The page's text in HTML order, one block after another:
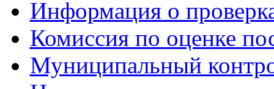
Информация о
Комиссия по оценке
Муниципальный